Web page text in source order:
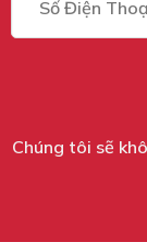
Chúng tôi sẽ